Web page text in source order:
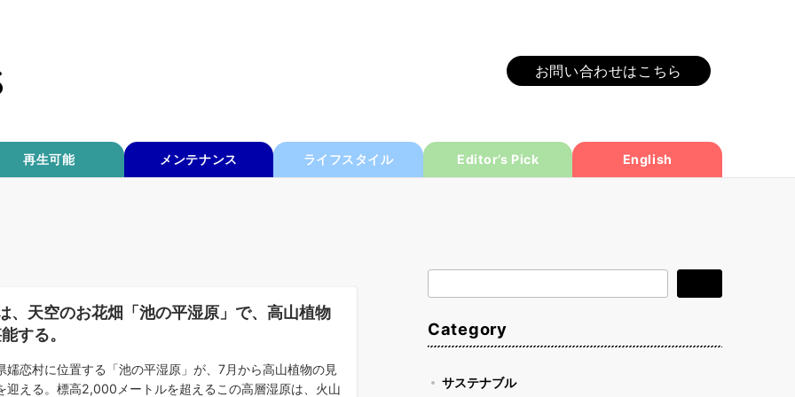
お問い合わせはこちら
再生可能 メンテナンス ライフスタイル Editor’s Pick English
、天空のお花畑「池の平湿原」で、高山植物
する。
嬬恋村に位置する「池の平湿原」が、7月から高山植物の見
迎える。標高2,000メートルを超えるこの高層湿原は、火山
索
Category
サステナブル